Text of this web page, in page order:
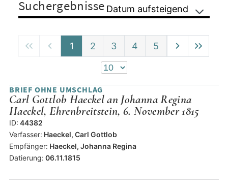
Suchergebnisse Datum aufsteigend
1 2 3 4 5
BRIEF OHNE UMSCHLAG
Carl Gottlob Haeckel an Johanna Regina
Haeckel, Ehrenbreitstein, 6. November 1815
ID: 44382
Verfasser: Haeckel, Carl Gottlob
Empfänger: Haeckel, Johanna Regina
Datierung: 06.11.1815